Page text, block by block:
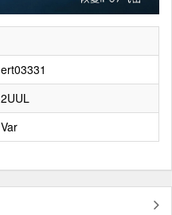
ert03331
2UUL
Var